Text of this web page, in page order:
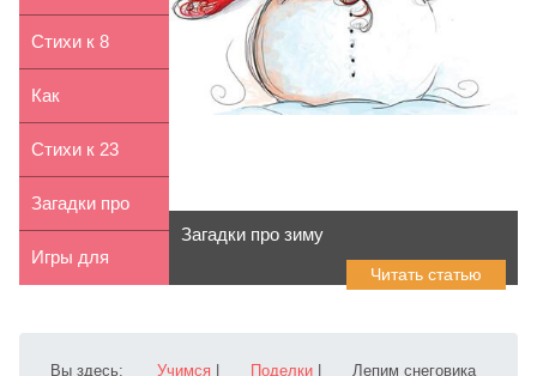
зайчика
нарисовать
лягушонка
Стихи к 8
марта для
детей 2-4 лет
Как
нарисовать
принцессу
Стихи к 23
февраля для
детей 9-...
Загадки про
весну для
Игры для
Загадки про зиму
Читать статью
Вы здесь: Учимся Поделки Лепим снеговика